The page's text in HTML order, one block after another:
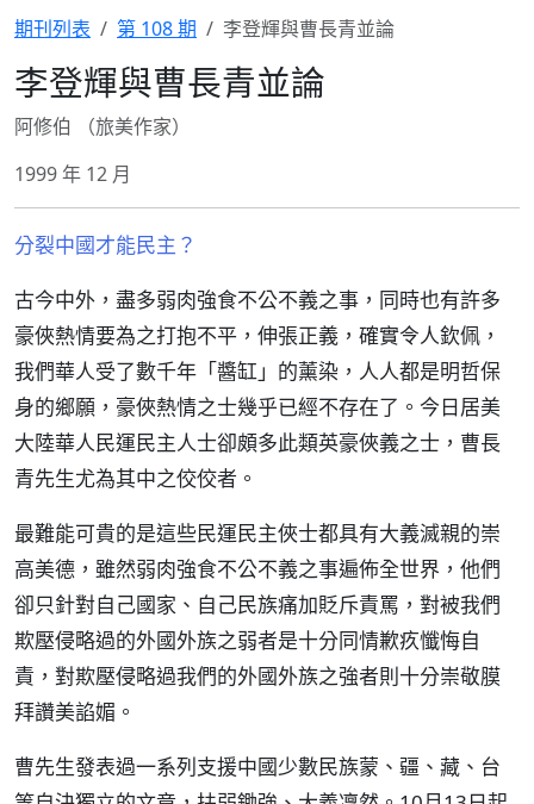
期刊列表 第 108 期 李登輝與曹長青並論
李登輝與曹長青並論
阿修伯 （旅美作家）
1999 年 12 月
分裂中國才能民主？
古今中外，盡多弱肉強食不公不義之事，同時也有許多
豪俠熱情要為之打抱不平，伸張正義，確實令人欽佩，
我們華人受了數千年「醬缸」的薰染，人人都是明哲保
身的鄉願，豪俠熱情之士幾乎已經不存在了。今日居美
大陸華人民運民主人士卻頗多此類英豪俠義之士，曹長
青先生尤為其中之佼佼者。
最難能可貴的是這些民運民主俠士都具有大義滅親的崇
高美德，雖然弱肉強食不公不義之事遍佈全世界，他們
卻只針對自己國家、自己民族痛加貶斥責罵，對被我們
欺壓侵略過的外國外族之弱者是十分同情歉疚懺悔自
責，對欺壓侵略過我們的外國外族之強者則十分崇敬膜
拜讚美諂媚。
曹先生發表過一系列支援中國少數民族蒙、疆、藏、台